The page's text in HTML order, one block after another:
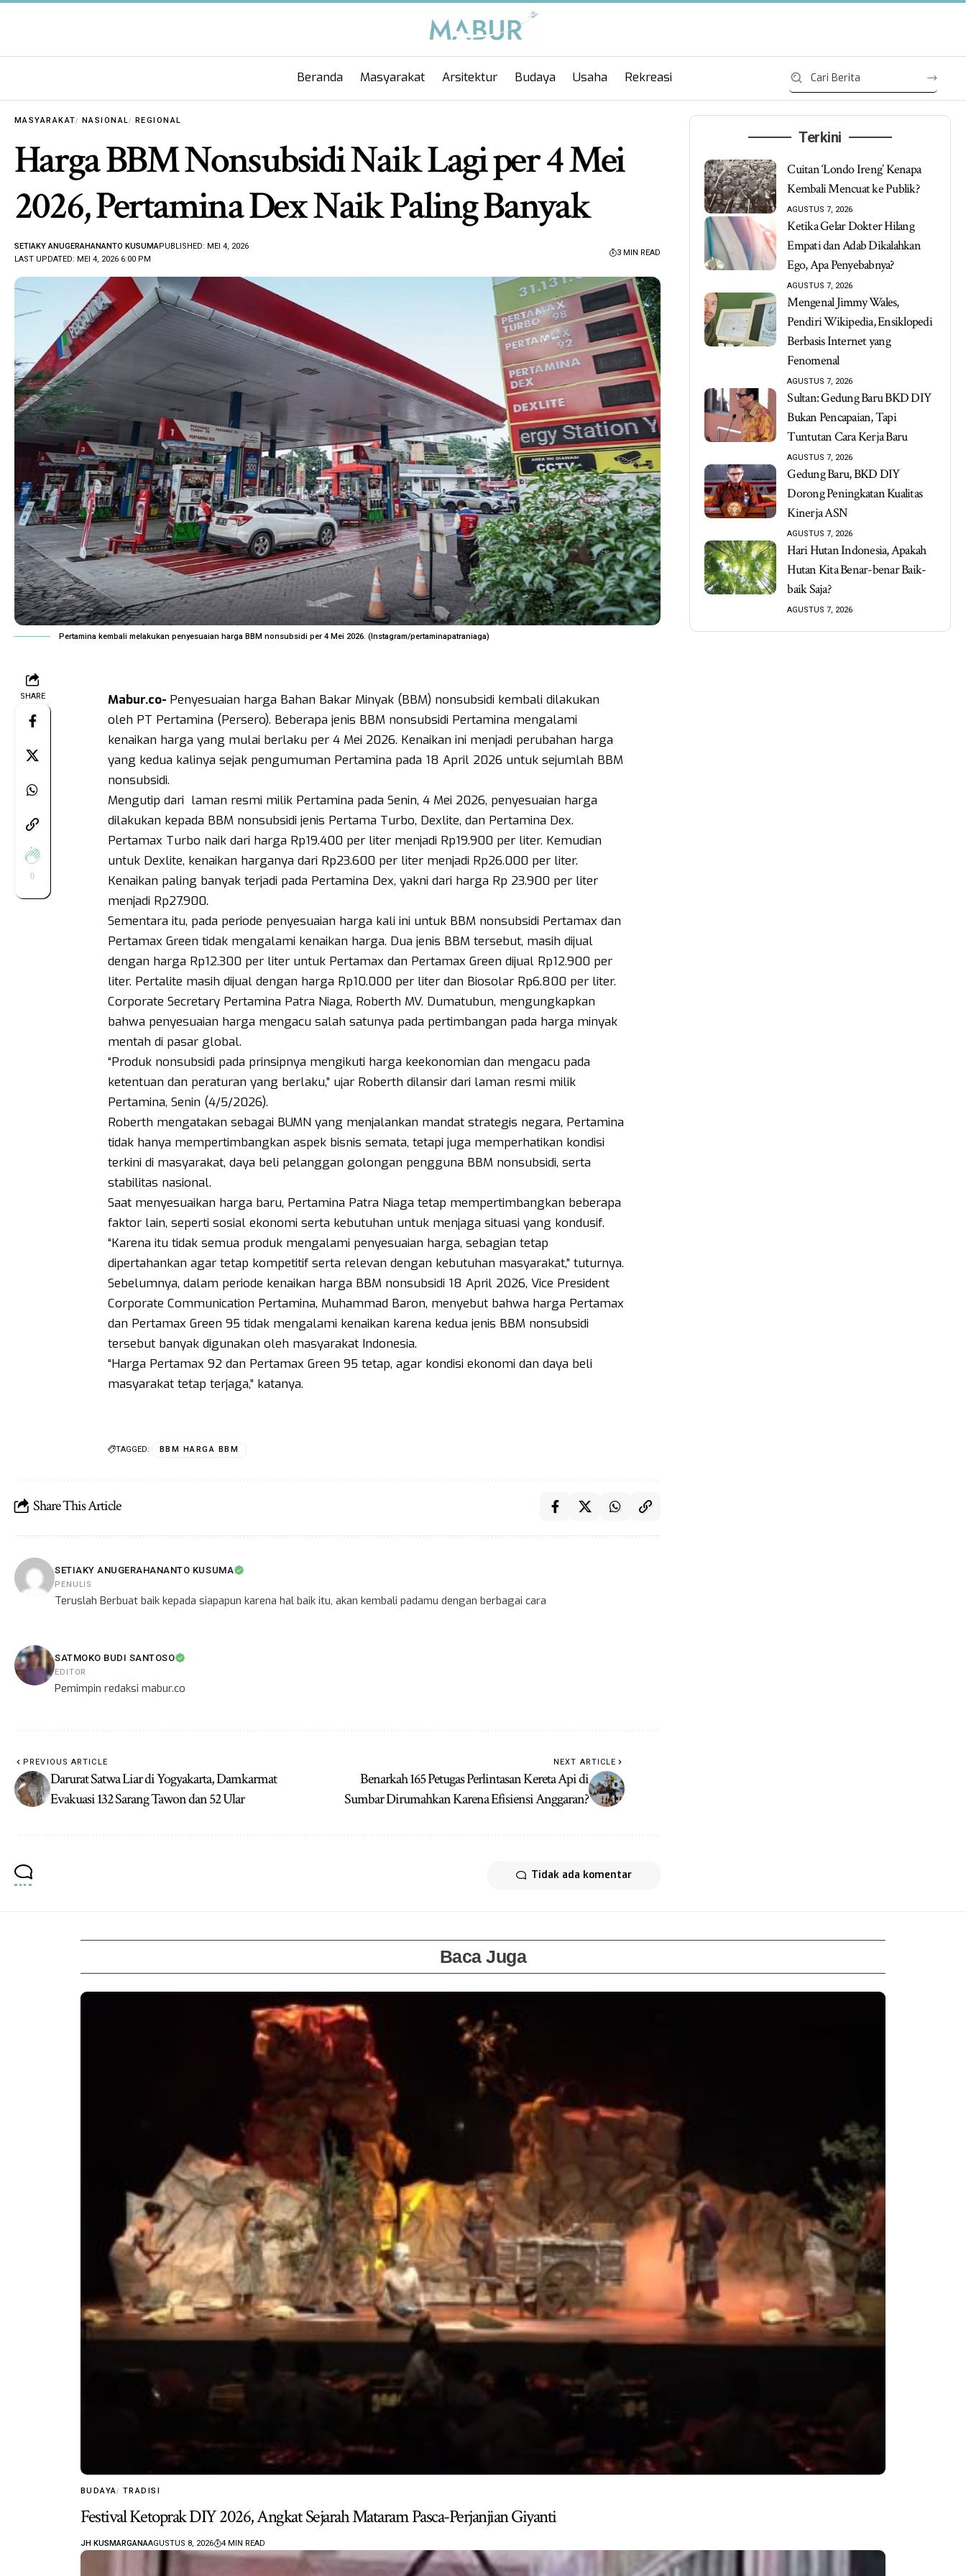
Beranda Masyarakat Arsitektur Budaya Usaha Rekreasi
MASYARAKAT NASIONAL REGIONAL
Harga BBM Nonsubsidi Naik Lagi per 4 Mei
2026, Pertamina Dex Naik Paling Banyak
LAST UPDATED: MEI 4, 2026 6:00 PM
SETIAKY ANUGERAHANANTO KUSUMAPUBLISHED: MEI 4, 2026
3 MIN READ
Pertamina kembali melakukan penyesuaian harga BBM nonsubsidi per 4 Mei 2026. (Instagram/pertaminapatraniaga)
SHARE
0
Mabur.co- Penyesuaian harga Bahan Bakar Minyak (BBM) nonsubsidi kembali dilakukan
oleh PT Pertamina (Persero). Beberapa jenis BBM nonsubsidi Pertamina mengalami
kenaikan harga yang mulai berlaku per 4 Mei 2026. Kenaikan ini menjadi perubahan harga
yang kedua kalinya sejak pengumuman Pertamina pada 18 April 2026 untuk sejumlah BBM
nonsubsidi.
Mengutip dari laman resmi milik Pertamina pada Senin, 4 Mei 2026, penyesuaian harga
dilakukan kepada BBM nonsubsidi jenis Pertama Turbo, Dexlite, dan Pertamina Dex.
Pertamax Turbo naik dari harga Rp19.400 per liter menjadi Rp19.900 per liter. Kemudian
untuk Dexlite, kenaikan harganya dari Rp23.600 per liter menjadi Rp26.000 per liter.
Kenaikan paling banyak terjadi pada Pertamina Dex, yakni dari harga Rp 23.900 per liter
menjadi Rp27.900.
Sementara itu, pada periode penyesuaian harga kali ini untuk BBM nonsubsidi Pertamax dan
Pertamax Green tidak mengalami kenaikan harga. Dua jenis BBM tersebut, masih dijual
dengan harga Rp12.300 per liter untuk Pertamax dan Pertamax Green dijual Rp12.900 per
liter. Pertalite masih dijual dengan harga Rp10.000 per liter dan Biosolar Rp6.800 per liter.
Corporate Secretary Pertamina Patra Niaga, Roberth MV. Dumatubun, mengungkapkan
bahwa penyesuaian harga mengacu salah satunya pada pertimbangan pada harga minyak
mentah di pasar global.
“Produk nonsubsidi pada prinsipnya mengikuti harga keekonomian dan mengacu pada
ketentuan dan peraturan yang berlaku,” ujar Roberth dilansir dari laman resmi milik
Pertamina, Senin (4/5/2026).
Roberth mengatakan sebagai BUMN yang menjalankan mandat strategis negara, Pertamina
tidak hanya mempertimbangkan aspek bisnis semata, tetapi juga memperhatikan kondisi
terkini di masyarakat, daya beli pelanggan golongan pengguna BBM nonsubsidi, serta
stabilitas nasional.
Saat menyesuaikan harga baru, Pertamina Patra Niaga tetap mempertimbangkan beberapa
faktor lain, seperti sosial ekonomi serta kebutuhan untuk menjaga situasi yang kondusif.
“Karena itu tidak semua produk mengalami penyesuaian harga, sebagian tetap
dipertahankan agar tetap kompetitif serta relevan dengan kebutuhan masyarakat,” tuturnya.
Sebelumnya, dalam periode kenaikan harga BBM nonsubsidi 18 April 2026, Vice President
Corporate Communication Pertamina, Muhammad Baron, menyebut bahwa harga Pertamax
dan Pertamax Green 95 tidak mengalami kenaikan karena kedua jenis BBM nonsubsidi
tersebut banyak digunakan oleh masyarakat Indonesia.
“Harga Pertamax 92 dan Pertamax Green 95 tetap, agar kondisi ekonomi dan daya beli
masyarakat tetap terjaga,” katanya.
TAGGED: BBM HARGA BBM
Share This Article
SETIAKY ANUGERAHANANTO KUSUMA
PENULIS
Teruslah Berbuat baik kepada siapapun karena hal baik itu, akan kembali padamu dengan berbagai cara
SATMOKO BUDI SANTOSO
EDITOR
Pemimpin redaksi mabur.co
PREVIOUS ARTICLE
Darurat Satwa Liar di Yogyakarta, Damkarmat
Evakuasi 132 Sarang Tawon dan 52 Ular
NEXT ARTICLE
Benarkah 165 Petugas Perlintasan Kereta Api di
Sumbar Dirumahkan Karena Efisiensi Anggaran?
Tidak ada komentar
Terkini
Cuitan ‘Londo Ireng’ Kenapa
Kembali Mencuat ke Publik?
AGUSTUS 7, 2026
Ketika Gelar Dokter Hilang
Empati dan Adab Dikalahkan
Ego, Apa Penyebabnya?
AGUSTUS 7, 2026
Mengenal Jimmy Wales,
Pendiri Wikipedia, Ensiklopedi
Berbasis Internet yang
Fenomenal
AGUSTUS 7, 2026
Sultan: Gedung Baru BKD DIY
Bukan Pencapaian, Tapi
Tuntutan Cara Kerja Baru
AGUSTUS 7, 2026
Gedung Baru, BKD DIY
Dorong Peningkatan Kualitas
Kinerja ASN
AGUSTUS 7, 2026
Hari Hutan Indonesia, Apakah
Hutan Kita Benar-benar Baik-
baik Saja?
AGUSTUS 7, 2026
Baca Juga
BUDAYA TRADISI
Festival Ketoprak DIY 2026, Angkat Sejarah Mataram Pasca-Perjanjian Giyanti
JH KUSMARGANAAGUSTUS 8, 2026 4 MIN READ